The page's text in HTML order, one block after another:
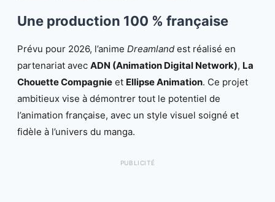
Une production 100 % française
Prévu pour 2026, l’anime Dreamland est réalisé en
partenariat avec ADN (Animation Digital Network), La
Chouette Compagnie et Ellipse Animation. Ce projet
ambitieux vise à démontrer tout le potentiel de
l’animation française, avec un style visuel soigné et
fidèle à l’univers du manga.
PUBLICITÉ